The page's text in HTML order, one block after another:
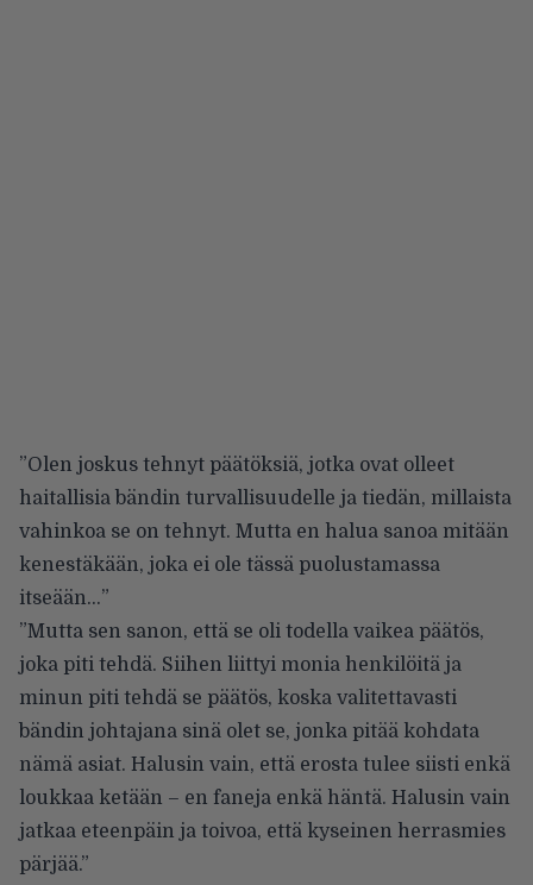
”Olen joskus tehnyt päätöksiä, jotka ovat olleet
haitallisia bändin turvallisuudelle ja tiedän, millaista
vahinkoa se on tehnyt. Mutta en halua sanoa mitään
kenestäkään, joka ei ole tässä puolustamassa
itseään…”
”Mutta sen sanon, että se oli todella vaikea päätös,
joka piti tehdä. Siihen liittyi monia henkilöitä ja
minun piti tehdä se päätös, koska valitettavasti
bändin johtajana sinä olet se, jonka pitää kohdata
nämä asiat. Halusin vain, että erosta tulee siisti enkä
loukkaa ketään – en faneja enkä häntä. Halusin vain
jatkaa eteenpäin ja toivoa, että kyseinen herrasmies
pärjää.”